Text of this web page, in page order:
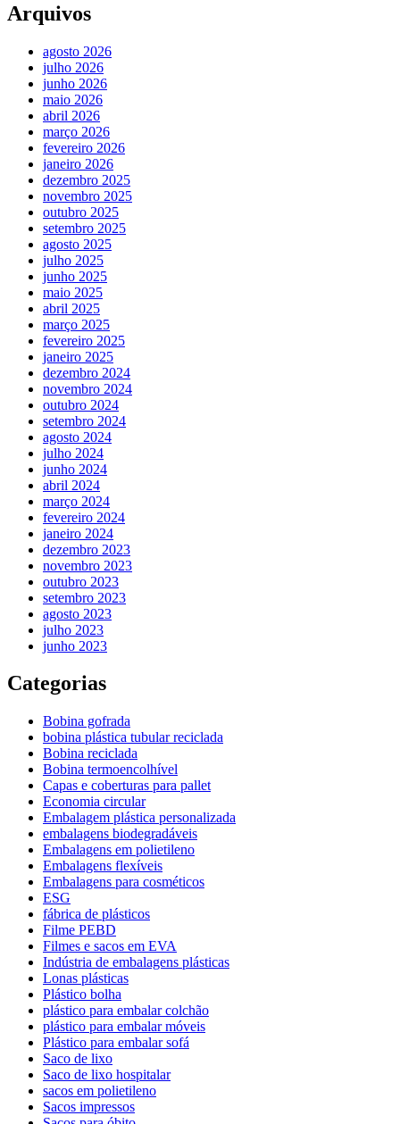
Arquivos
agosto 2026
julho 2026
junho 2026
maio 2026
abril 2026
março 2026
fevereiro 2026
janeiro 2026
dezembro 2025
novembro 2025
outubro 2025
setembro 2025
agosto 2025
julho 2025
junho 2025
maio 2025
abril 2025
março 2025
fevereiro 2025
janeiro 2025
dezembro 2024
novembro 2024
outubro 2024
setembro 2024
agosto 2024
julho 2024
junho 2024
abril 2024
março 2024
fevereiro 2024
janeiro 2024
dezembro 2023
novembro 2023
outubro 2023
setembro 2023
agosto 2023
julho 2023
junho 2023
Categorias
Bobina gofrada
bobina plástica tubular reciclada
Bobina reciclada
Bobina termoencolhível
Capas e coberturas para pallet
Economia circular
Embalagem plástica personalizada
embalagens biodegradáveis
Embalagens em polietileno
Embalagens flexíveis
Embalagens para cosméticos
ESG
fábrica de plásticos
Filme PEBD
Filmes e sacos em EVA
Indústria de embalagens plásticas
Lonas plásticas
Plástico bolha
plástico para embalar colchão
plástico para embalar móveis
Plástico para embalar sofá
Saco de lixo
Saco de lixo hospitalar
sacos em polietileno
Sacos impressos